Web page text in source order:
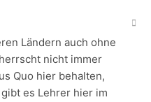
Ländern auch ohne
nicht immer
Quo hier behalten,
es Lehrer hier im